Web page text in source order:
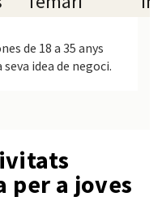
de 18 a 35 anys
idea de negoci.
per a joves